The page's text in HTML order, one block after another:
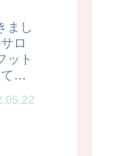
まし
ロ
ット
き